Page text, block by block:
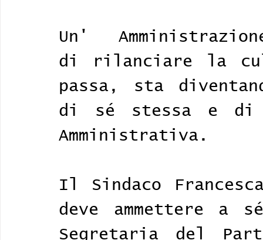
Un'
di rilanciare la
passa, sta
di sé stessa e di
Amministrativa.
Il Sindaco
deve ammettere a
Segretaria del